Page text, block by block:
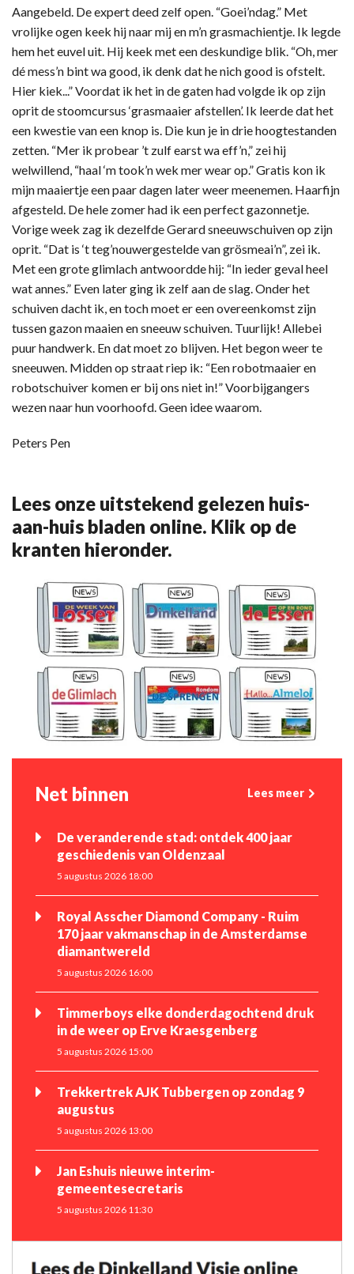
Aangebeld. De expert deed zelf open. “Goei’ndag.” Met
vrolijke ogen keek hij naar mij en m’n grasmachientje. Ik legde
hem het euvel uit. Hij keek met een deskundige blik. “Oh, mer
dé mess’n bint wa good, ik denk dat he nich good is ofstelt.
Hier kiek...” Voordat ik het in de gaten had volgde ik op zijn
oprit de stoomcursus ‘grasmaaier afstellen’. Ik leerde dat het
een kwestie van een knop is. Die kun je in drie hoogtestanden
zetten. “Mer ik probear ’t zulf earst wa eff’n,” zei hij
welwillend, “haal ‘m took’n wek mer wear op.” Gratis kon ik
mijn maaiertje een paar dagen later weer meenemen. Haarfijn
afgesteld. De hele zomer had ik een perfect gazonnetje.
Vorige week zag ik dezelfde Gerard sneeuwschuiven op zijn
oprit. “Dat is ‘t teg’nouwergestelde van grösmeai’n”, zei ik.
Met een grote glimlach antwoordde hij: “In ieder geval heel
wat annes.” Even later ging ik zelf aan de slag. Onder het
schuiven dacht ik, en toch moet er een overeenkomst zijn
tussen gazon maaien en sneeuw schuiven. Tuurlijk! Allebei
puur handwerk. En dat moet zo blijven. Het begon weer te
sneeuwen. Midden op straat riep ik: “Een robotmaaier en
robotschuiver komen er bij ons niet in!” Voorbijgangers
wezen naar hun voorhoofd. Geen idee waarom.
Peters Pen
Lees onze uitstekend gelezen huis-
aan-huis bladen online. Klik op de
kranten hieronder.
Net binnen Lees meer
De veranderende stad: ontdek 400 jaar
geschiedenis van Oldenzaal
5 augustus 2026 18:00
Royal Asscher Diamond Company - Ruim
170 jaar vakmanschap in de Amsterdamse
diamantwereld
5 augustus 2026 16:00
Timmerboys elke donderdagochtend druk
in de weer op Erve Kraesgenberg
5 augustus 2026 15:00
Trekkertrek AJK Tubbergen op zondag 9
augustus
5 augustus 2026 13:00
Jan Eshuis nieuwe interim-
gemeentesecretaris
5 augustus 2026 11:30